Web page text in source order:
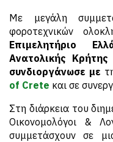
Με μεγάλη
φοροτεχνικών
Επιμελητήριο
Ανατολικής
συνδιοργάνωσε με
of Crete και σε
Στη διάρκεια του
Οικονομολόγοι &
συμμετάσχουν σε